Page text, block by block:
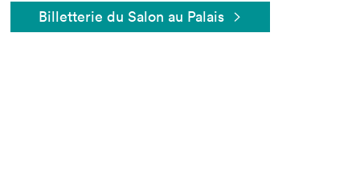
Billetterie du Salon au Palais